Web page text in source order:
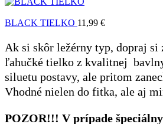
BLACK TIELKO 11,99 €
Ak si skôr ležérny typ, dopraj si
ľahučké tielko z kvalitnej
siluetu postavy, ale pritom
Vhodné nielen do fitka, ale aj
POZOR!!! V prípade